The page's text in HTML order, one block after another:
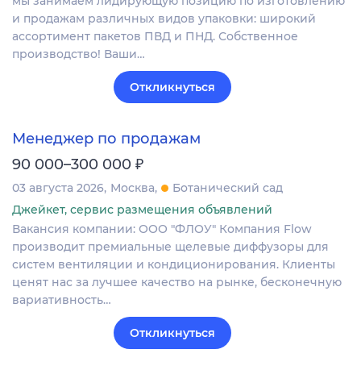
и продажам различных видов упаковки: широкий
ассортимент пакетов ПВД и ПНД. Собственное
производство! Ваши…
Откликнуться
Менеджер по продажам
90 000–300 000 ₽
03 августа 2026 Москва
Ботанический сад
Джейкет, сервис размещения объявлений
Вакансия компании: ООО "ФЛОУ" Компания Flow
производит премиальные щелевые диффузоры для
систем вентиляции и кондиционирования. Клиенты
ценят нас за лучшее качество на рынке, бесконечную
вариативность…
Откликнуться